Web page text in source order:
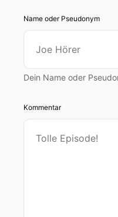
Name oder Pseudonym
Dein Name oder
Kommentar